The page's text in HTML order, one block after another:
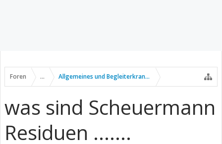
Foren ... Allgemeines und Begleiterkrankungen
was sind Scheuermann
Residuen .......